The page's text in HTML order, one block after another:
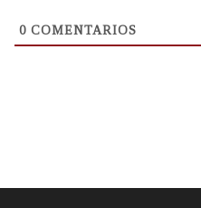
0 COMENTARIOS